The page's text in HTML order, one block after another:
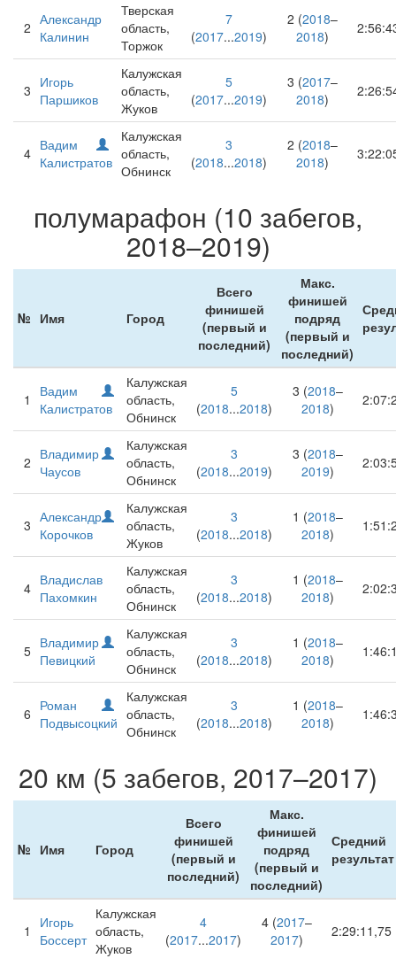
2 Александр
Калинин
Тверская
область,
Торжок
7
(2017...2019)
2 (2018–
2018)
3 Игорь
Паршиков
Калужская
область,
Жуков
5
(2017...2019)
3 (2017–
2018)
4 Вадим
Калистратов
Калужская
область,
Обнинск
3
(2018...2018)
2 (2018–
2018)
полумарафон (10 забегов,
2018–2019)
№ Имя Город
Всего
финишей
(первый и
последний)
Макс.
финишей
подряд
(первый и
последний)
1
Вадим
Калистратов
Калужская
область,
Обнинск
5
(2018...2018)
3 (2018–
2018)
2 Владимир
Чаусов
Калужская
область,
Обнинск
3
(2018...2019)
3 (2018–
2019)
3 Александр
Корочков
Калужская
область,
Жуков
3
(2018...2018)
1 (2018–
2018)
4 Владислав
Пахомкин
Калужская
область,
Обнинск
3
(2018...2018)
1 (2018–
2018)
5 Владимир
Певицкий
Калужская
область,
Обнинск
3
(2018...2018)
1 (2018–
2018)
6 Роман
Подвысоцкий
Калужская
область,
Обнинск
3
(2018...2018)
1 (2018–
2018)
20 км (5 забегов, 2017–2017)
№ Имя Город
Всего
финишей
(первый и
последний)
Макс.
финишей
подряд
(первый и
последний)
Средний
результат
1
Игорь
Боссерт
Калужская
область,
Жуков
4
(2017...2017)
4 (2017–
2017) 2:29:11,75